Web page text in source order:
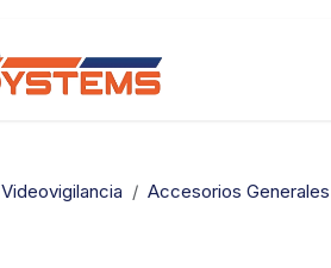
Videovigilancia Accesorios Generales